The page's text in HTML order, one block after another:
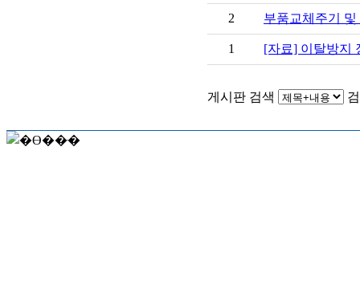
2 부품교체주기
1 [자료] 이탈방지
게시판 검색